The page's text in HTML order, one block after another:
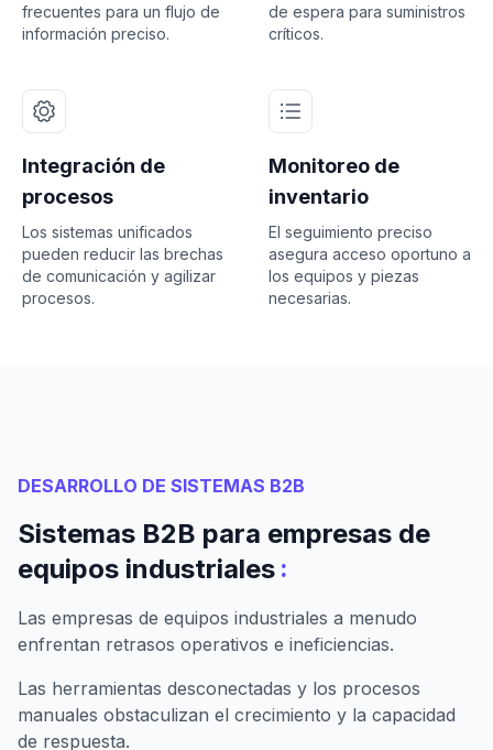
frecuentes para un flujo de
información preciso.
de espera para suministros
críticos.
Integración de
procesos
Los sistemas unificados
pueden reducir las brechas
de comunicación y agilizar
procesos.
Monitoreo de
inventario
El seguimiento preciso
asegura acceso oportuno a
los equipos y piezas
necesarias.
DESARROLLO DE SISTEMAS B2B
Sistemas B2B para empresas de
equipos industriales :
Las empresas de equipos industriales a menudo
enfrentan retrasos operativos e ineficiencias.
Las herramientas desconectadas y los procesos
manuales obstaculizan el crecimiento y la capacidad
de respuesta.